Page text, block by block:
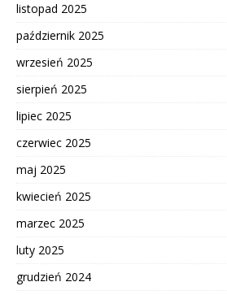
listopad 2025
październik 2025
wrzesień 2025
sierpień 2025
lipiec 2025
czerwiec 2025
maj 2025
kwiecień 2025
marzec 2025
luty 2025
grudzień 2024